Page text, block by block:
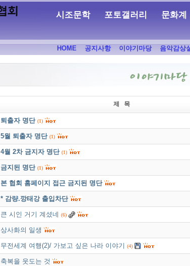
시조문학 포토갤러리 문화계
HOME 공지사항 이야기마당 음악감상
제 목
퇴출자 명단 (1)
5월 퇴출자 명단 (1)
4월 2차 금지자 명단 (1)
금지된 명단 (1)
본 협회 홈페이지 접근 금지된 명단
* 감량.깡태강 출입차단
큰 시인 거기 계셨네 (6)
상사화의 일생
무전세계 여행(2)/ 가보고 싶은 나라 이야기 (4)
축복을 웃도는 것